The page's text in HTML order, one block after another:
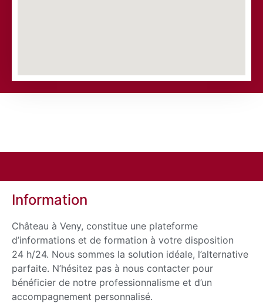
Information
Château à Veny, constitue une plateforme
d’informations et de formation à votre disposition
24 h/24. Nous sommes la solution idéale, l’alternative
parfaite. N’hésitez pas à nous contacter pour
bénéficier de notre professionnalisme et d’un
accompagnement personnalisé.